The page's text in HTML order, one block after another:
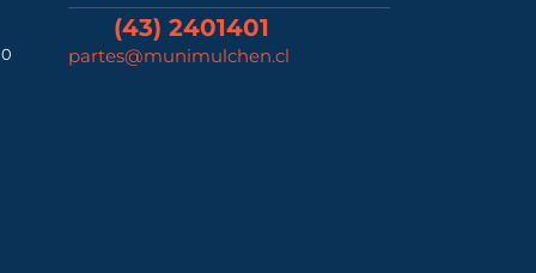
(43) 2401401
partes@munimulchen.cl